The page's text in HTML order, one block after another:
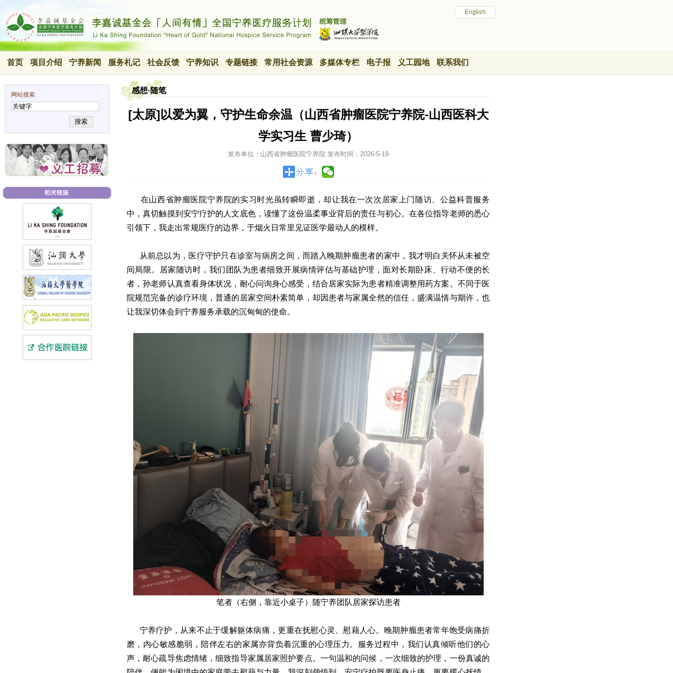
首页 项目介绍 宁养新闻 服务札记 社会反馈 宁养知识 专题链接 常用社会资源 多媒体专栏 电子报 义工园地 联系我们
网站搜索
搜索
感想·随笔
[太原]以爱为翼，守护生命余温（山西省肿瘤医院宁养院-山西医科大
学实习生 曹少琦）
发布单位：山西省肿瘤医院宁养院 发布时间： 2026-5-19
在山西省肿瘤医院宁养院的实习时光虽转瞬即逝，却让我在一次次居家上门随访、公益科普服务
中，真切触摸到安宁疗护的人文底色，读懂了这份温柔事业背后的责任与初心。在各位指导老师的悉心
引领下，我走出常规医疗的边界，于烟火日常里见证医学最动人的模样。
从前总以为，医疗守护只在诊室与病房之间，而踏入晚期肿瘤患者的家中，我才明白关怀从未被空
间局限。居家随访时，我们团队为患者细致开展病情评估与基础护理，面对长期卧床、行动不便的长
者，孙老师认真查看身体状况，耐心问询身心感受，结合居家实际为患者精准调整用药方案。不同于医
院规范完备的诊疗环境，普通的居家空间朴素简单，却因患者与家属全然的信任，盛满温情与期许，也
让我深切体会到宁养服务承载的沉甸甸的使命。
笔者（右侧，靠近小桌子）随宁养团队居家探访患者
宁养疗护，从来不止于缓解躯体病痛，更重在抚慰心灵、慰藉人心。晚期肿瘤患者常年饱受病痛折
磨，内心敏感脆弱，陪伴左右的家属亦背负着沉重的心理压力。服务过程中，我们认真倾听他们的心
声，耐心疏导焦虑情绪，细致指导家属居家照护要点。一句温和的问候，一次细致的护理，一份真诚的